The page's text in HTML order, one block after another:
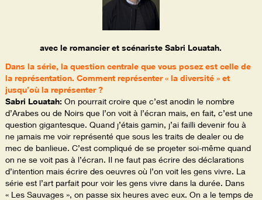
avec le romancier et scénariste Sabri Louatah.
Dans la série, la question centrale que vous posez est celle de
la représentation. Comment représenter « la diversité » et
jusqu’où la représenter ?
Sabri Louatah: On pourrait croire que c’est anodin le nombre
d’Arabes ou de Noirs que l’on voit à l’écran mais, en fait, c’est une
question gigantesque. Quand j’étais gamin, j’ai failli devenir fou à
ne jamais me voir représenté que sous les traits de dealer ou de
mec de banlieue. C’est compliqué de se projeter soi-même quand
on ne se voit pas à l’écran. Il ne faut pas écrire des déclarations
d’intention mais écrire des oeuvres où l’on voit les gens vivre. La
série est l’art parfait pour voir les gens vivre dans la durée. Dans
« Les Sauvages », on passe six heures avec eux. On a le temps de